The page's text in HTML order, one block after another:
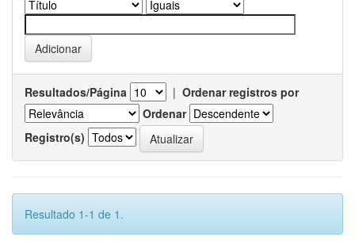
Resultados/Página | Ordenar registros por
Ordenar
Registro(s)
Resultado 1-1 de 1.